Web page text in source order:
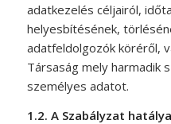
adatkezelés céljairól,
helyesbítésének,
adatfeldolgozók köréről,
Társaság mely harmadik
személyes adatot.
1.2. A Szabályzat hatálya